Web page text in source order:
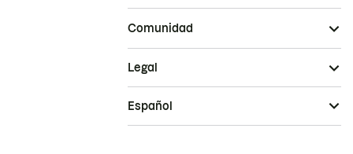
Comunidad
Legal
Español